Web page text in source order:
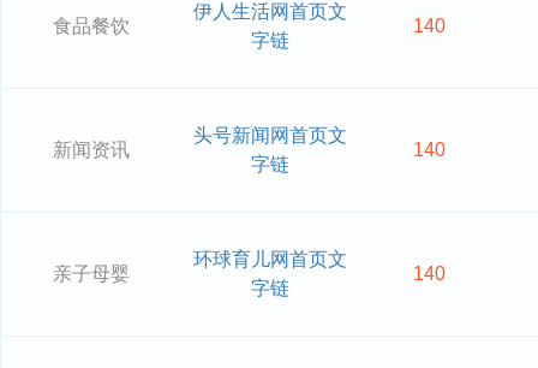
食品餐饮
伊人生活网首页文
字链
140
新闻资讯
头号新闻网首页文
字链
140
亲子母婴
环球育儿网首页文
字链
140